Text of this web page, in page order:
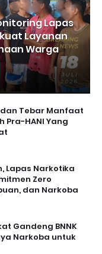
Lapas
Layanan
Warga
Tebar Manfaat
Pra-HANI Yang
Lapas Narkotika
Zero
dan Narkoba
Gandeng BNNK
Narkoba untuk